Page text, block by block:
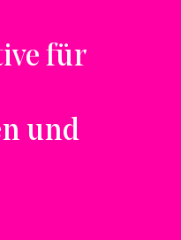
für
und